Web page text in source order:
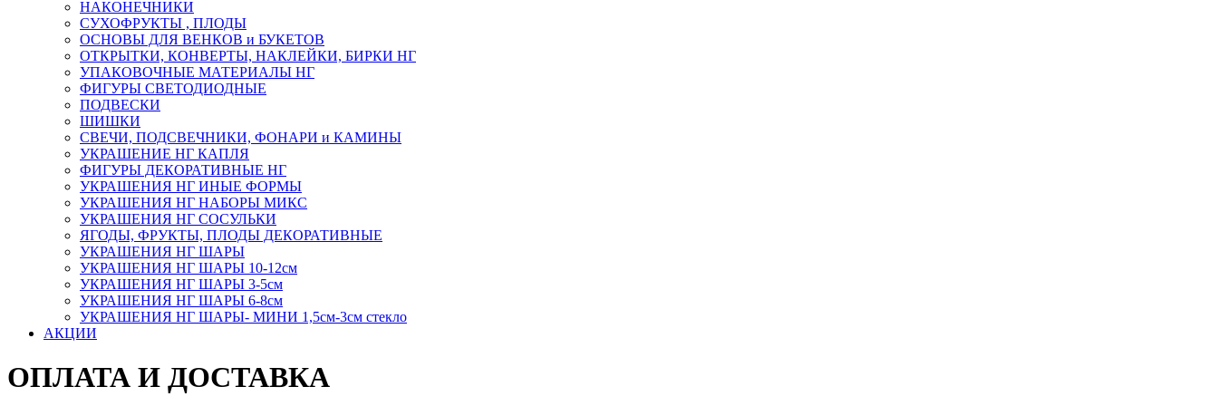
НАКОНЕЧНИКИ
СУХОФРУКТЫ , ПЛОДЫ
ОСНОВЫ ДЛЯ ВЕНКОВ и БУКЕТОВ
ОТКРЫТКИ, КОНВЕРТЫ, НАКЛЕЙКИ, БИРКИ НГ
УПАКОВОЧНЫЕ МАТЕРИАЛЫ НГ
ФИГУРЫ СВЕТОДИОДНЫЕ
ПОДВЕСКИ
ШИШКИ
СВЕЧИ, ПОДСВЕЧНИКИ, ФОНАРИ и КАМИНЫ
УКРАШЕНИЕ НГ КАПЛЯ
ФИГУРЫ ДЕКОРАТИВНЫЕ НГ
УКРАШЕНИЯ НГ ИНЫЕ ФОРМЫ
УКРАШЕНИЯ НГ НАБОРЫ МИКС
УКРАШЕНИЯ НГ СОСУЛЬКИ
ЯГОДЫ, ФРУКТЫ, ПЛОДЫ ДЕКОРАТИВНЫЕ
УКРАШЕНИЯ НГ ШАРЫ
УКРАШЕНИЯ НГ ШАРЫ 10-12см
УКРАШЕНИЯ НГ ШАРЫ 3-5см
УКРАШЕНИЯ НГ ШАРЫ 6-8см
УКРАШЕНИЯ НГ ШАРЫ- МИНИ 1,5см-3см стекло
АКЦИИ
ОПЛАТА И ДОСТАВКА